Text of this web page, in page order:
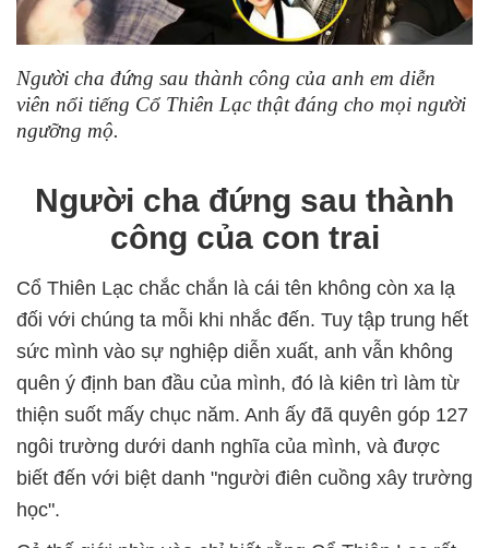
Người cha đứng sau thành công của anh em diễn
viên nổi tiếng Cổ Thiên Lạc thật đáng cho mọi người
ngưỡng mộ.
Người cha đứng sau thành
công của con trai
Cổ Thiên Lạc chắc chắn là cái tên không còn xa lạ
đối với chúng ta mỗi khi nhắc đến. Tuy tập trung hết
sức mình vào sự nghiệp diễn xuất, anh vẫn không
quên ý định ban đầu của mình, đó là kiên trì làm từ
thiện suốt mấy chục năm. Anh ấy đã quyên góp 127
ngôi trường dưới danh nghĩa của mình, và được
biết đến với biệt danh "người điên cuồng xây trường
học".